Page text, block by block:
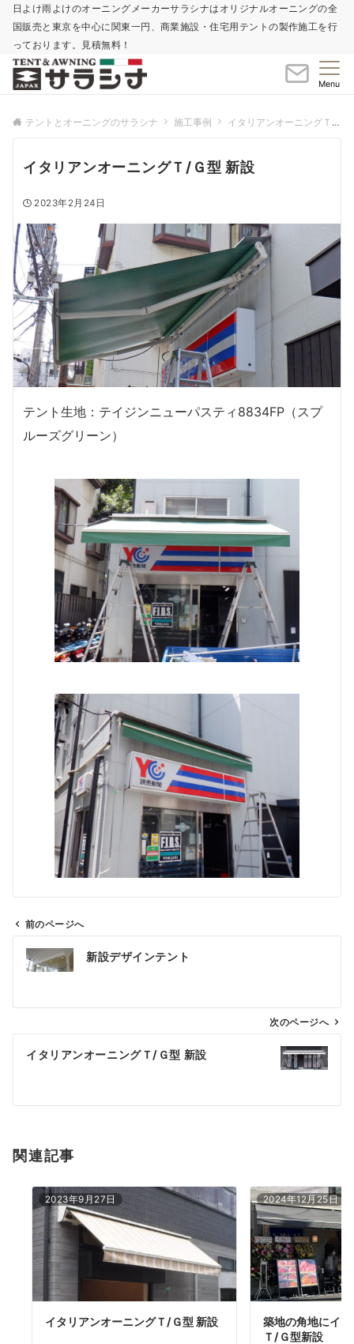
日よけ雨よけのオーニングメーカーサラシナはオリジナルオーニングの全
国販売と東京を中心に関東一円、商業施設・住宅用テントの製作施工を行
っております。見積無料！
Menu
テントとオーニングのサラシナ 施工事例 イタリアンオーニングＴ/Ｇ型
イタリアンオーニングＴ/Ｇ型 新設
2023年2月24日
テント生地：テイジンニューパスティ8834FP（スプ
ルーズグリーン）
ン
前のページへ
新設デザインテント
次のページへ
イタリアンオーニングＴ/Ｇ型 新設
関連記事
2023年9月27日
イタリアンオーニングＴ/Ｇ型 新設
2024年12月25日
築地の角地にイ
Ｔ/Ｇ型新設